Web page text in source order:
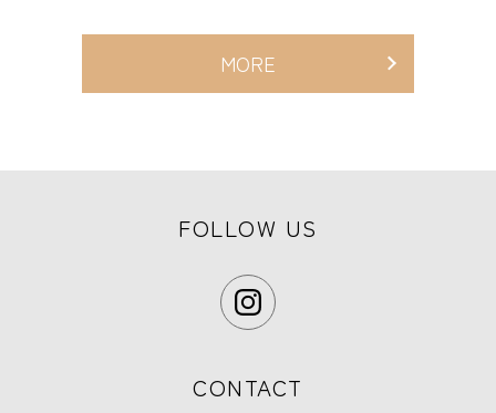
MORE
FOLLOW US
CONTACT